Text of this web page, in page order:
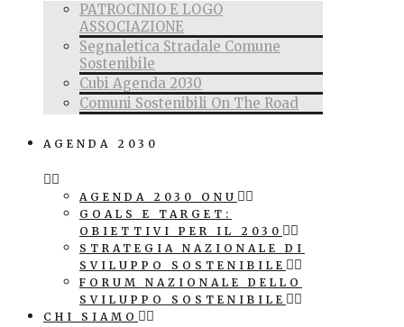
PATROCINIO E LOGO
ASSOCIAZIONE
Segnaletica Stradale Comune
Sostenibile
Cubi Agenda 2030
Comuni Sostenibili On The Road
AGENDA 2030
AGENDA 2030 ONU
GOALS E TARGET:
OBIETTIVI PER IL 2030
STRATEGIA NAZIONALE DI
SVILUPPO SOSTENIBILE
FORUM NAZIONALE DELLO
SVILUPPO SOSTENIBILE
CHI SIAMO